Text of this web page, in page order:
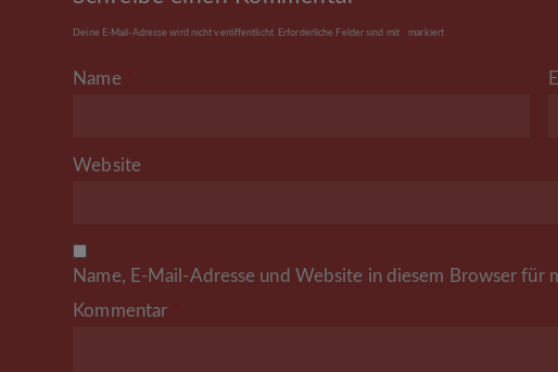
Deine E-Mail-Adresse wird nicht veröffentlicht. Erforderliche Felder sind mit markiert
Name
Website
Name, E-Mail-Adresse und Website in diesem Browser für
Kommentar